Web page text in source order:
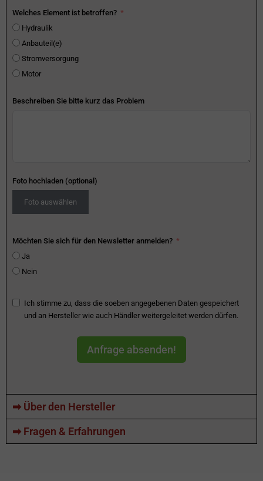
Welches Element ist betroffen?
Hydraulik
Anbauteil(e)
Stromversorgung
Motor
Beschreiben Sie bitte kurz das Problem
Foto hochladen (optional)
Foto auswählen
Möchten Sie sich für den Newsletter anmelden?
Ja
Nein
Ich stimme zu, dass die soeben angegebenen Daten gespeichert
und an Hersteller wie auch Händler weitergeleitet werden dürfen.
Anfrage absenden!
➡ Über den Hersteller
➡ Fragen & Erfahrungen